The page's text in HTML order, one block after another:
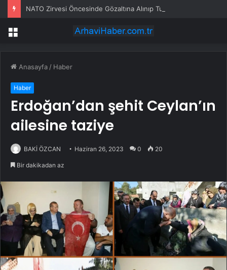
Menü
Anasayfa / Haber
Haber
Erdoğan’dan şehit Ceylan’ın
ailesine taziye
BAKİ ÖZCAN Haziran 26, 2023 0 20
Bir dakikadan az